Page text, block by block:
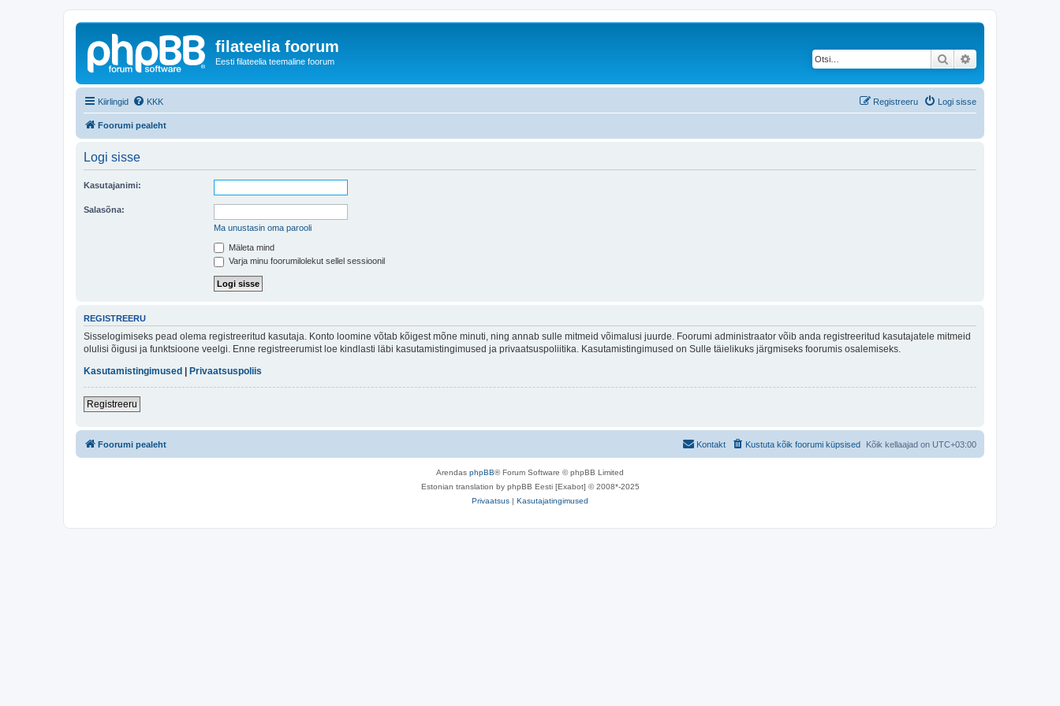
filateelia foorum
Eesti filateelia teemaline foorum Otsi
Kiirlingid KKK Logi sisse
Registreeru
Foorumi pealeht
Logi sisse
Kasutajanimi:
Salasõna:
Ma unustasin oma parooli
Mäleta mind
Varja minu foorumilolekut sellel sessioonil
REGISTREERU
Sisselogimiseks pead olema registreeritud kasutaja. Konto loomine võtab kõigest mõne minuti, ning annab sulle mitmeid võimalusi juurde. Foorumi administraator võib anda registreeritud kasutajatele mitmeid
olulisi õigusi ja funktsioone veelgi. Enne registreerumist loe kindlasti läbi kasutamistingimused ja privaatsuspoliitika. Kasutamistingimused on Sulle täielikuks järgmiseks foorumis osalemiseks.
Kasutamistingimused
Privaatsuspoliis
Registreeru
Foorumi pealeht Kõik kellaajad on UTC+03:00
Kustuta kõik foorumi küpsised
Kontakt
Arendas phpBB® Forum Software © phpBB Limited
Estonian translation by phpBB Eesti [Exabot] © 2008*-2025
Privaatsus | Kasutajatingimused